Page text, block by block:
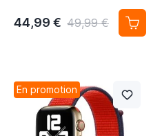
46mm / 49mm - Boucle
Sport respirante - Neon
Lime - Printemps / 2019
44,99 € 49,99 €
En promotion